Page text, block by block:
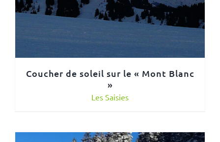
Coucher de soleil sur le « Mont Blanc
»
Les Saisies